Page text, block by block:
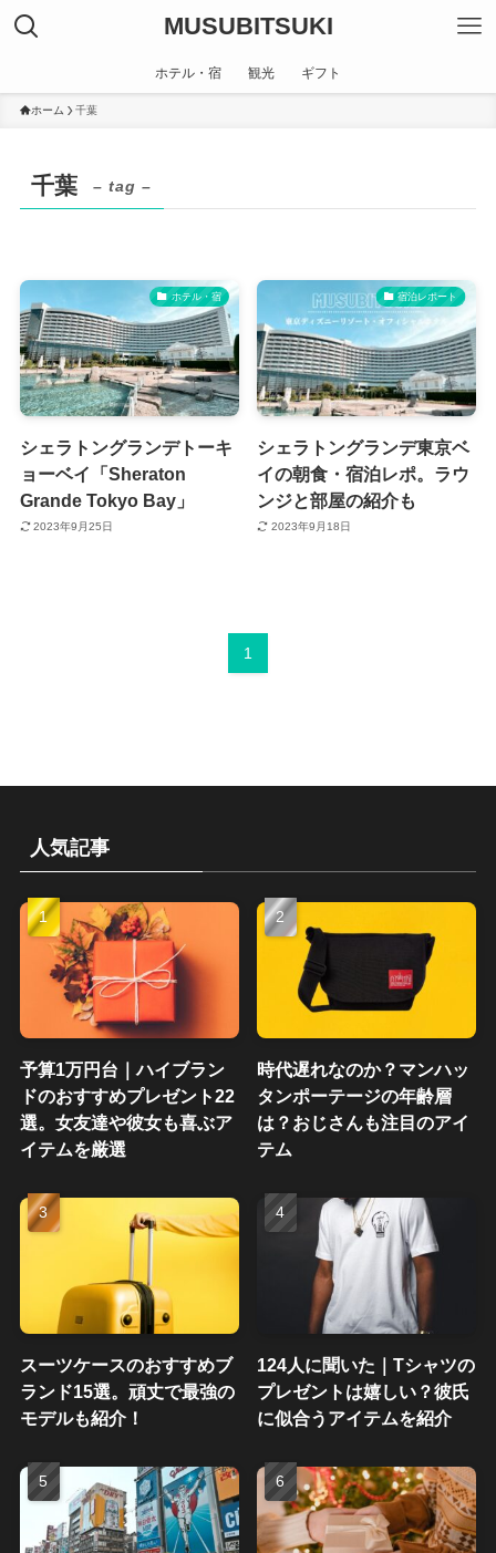
MUSUBITSUKI
ホテル・宿 観光 ギフト
ホーム 千葉
千葉 – tag –
ホテル・宿
シェラトングランデトーキ
ョーベイ「Sheraton
Grande Tokyo Bay」
2023年9月25日
宿泊レポート
シェラトングランデ東京ベ
イの朝食・宿泊レポ。ラウ
ンジと部屋の紹介も
2023年9月18日
1
人気記事
予算1万円台｜ハイブラン
ドのおすすめプレゼント22
選。女友達や彼女も喜ぶア
イテムを厳選
時代遅れなのか？マンハッ
タンポーテージの年齢層
は？おじさんも注目のアイ
テム
スーツケースのおすすめブ
ランド15選。頑丈で最強の
モデルも紹介！
124人に聞いた｜Tシャツの
プレゼントは嬉しい？彼氏
に似合うアイテムを紹介